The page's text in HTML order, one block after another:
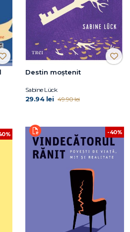
Destin moștenit
Sabine Lück
29.94 lei 49.90 lei
-40%